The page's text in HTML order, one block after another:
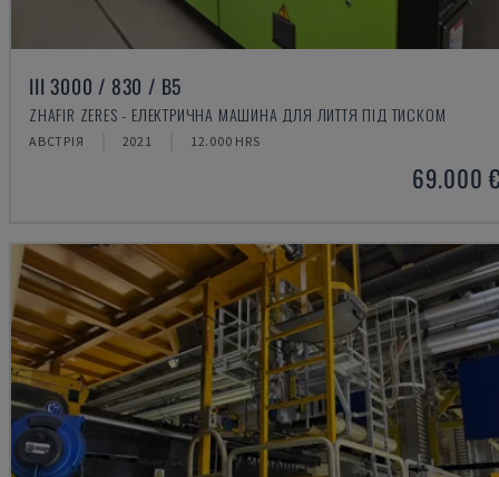
III 3000 / 830 / B5
ZHAFIR ZERES - ЕЛЕКТРИЧНА МАШИНА ДЛЯ ЛИТТЯ ПІД ТИСКОМ
АВСТРІЯ 2021 12.000 HRS
69.000